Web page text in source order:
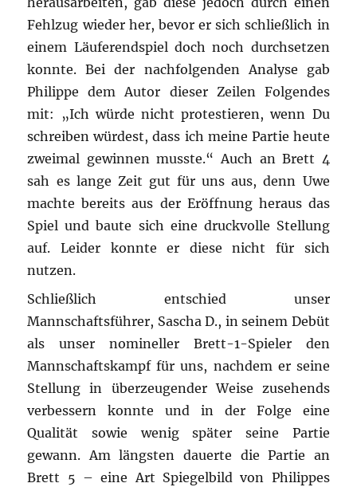
Fehlzug wieder her, bevor er sich schließlich in
einem Läuferendspiel doch noch durchsetzen
konnte. Bei der nachfolgenden Analyse gab
Philippe dem Autor dieser Zeilen Folgendes
mit: „Ich würde nicht protestieren, wenn Du
schreiben würdest, dass ich meine Partie heute
zweimal gewinnen musste.“ Auch an Brett 4
sah es lange Zeit gut für uns aus, denn Uwe
machte bereits aus der Eröffnung heraus das
Spiel und baute sich eine druckvolle Stellung
auf. Leider konnte er diese nicht für sich
nutzen.
Schließlich entschied unser
Mannschaftsführer, Sascha D., in seinem Debüt
als unser nomineller Brett-1-Spieler den
Mannschaftskampf für uns, nachdem er seine
Stellung in überzeugender Weise zusehends
verbessern konnte und in der Folge eine
Qualität sowie wenig später seine Partie
gewann. Am längsten dauerte die Partie an
Brett 5 – eine Art Spiegelbild von Philippes